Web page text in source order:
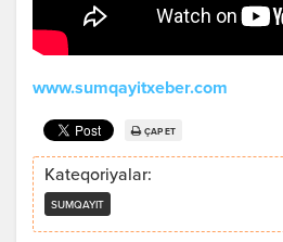
www.sumqayitxeber.com
ÇAP ET
Kateqoriyalar:
SUMQAYIT